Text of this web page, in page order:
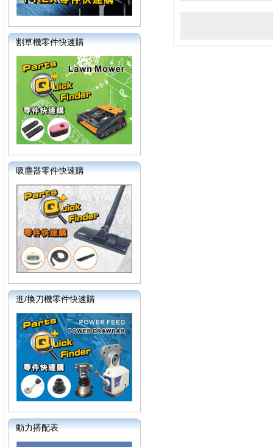
割草機零件快速購
吸塵器零件快速購
進/換刀機零件快速購
動力搭配表